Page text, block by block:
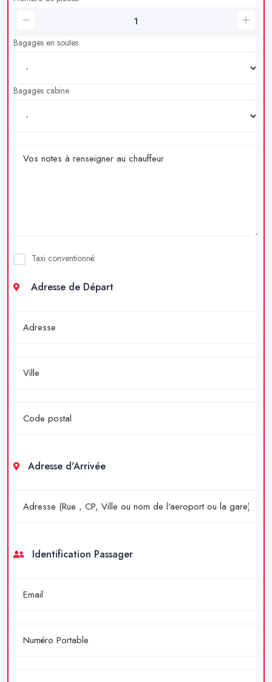
Bagages en soutes
Bagages cabine
Taxi conventionné
Adresse de Départ
Adresse d'Arrivée
Identification Passager